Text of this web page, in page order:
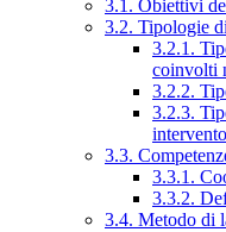
3.1. Obiettivi
3.2. Tipologie
3.2.1.
coinvolti
3.2.2.
3.2.3.
intervento
3.3.
3.3.1.
3.3.2.
3.4. Metodo di